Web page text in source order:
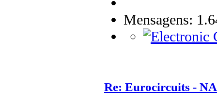
Mensagens:
Re: Eurocircuits -